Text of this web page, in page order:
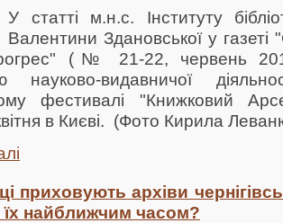
У статті м.н.с. Інституту
Валентини Здановської у газеті
(№ 21-22, червень
науково-видавничої
фестивалі "Книжковий
в Києві. (Фото Кирила
приховують архіви
найближчим часом?